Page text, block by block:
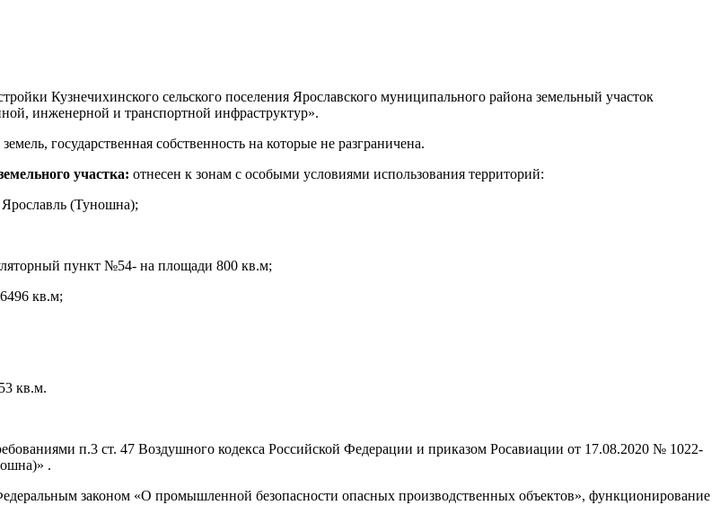
Кузнечихинского сельского поселения Ярославского муниципального района земельный участок
инженерной и транспортной инфраструктур».
государственная собственность на которые не разграничена.
участка: отнесен к зонам с особыми условиями использования территорий:
(Туношна);
пункт №54- на площади 800 кв.м;
кв.м;
кв.м.
п.3 ст. 47 Воздушного кодекса Российской Федерации и приказом Росавиации от 17.08.2020 № 1022-
.
законом «О промышленной безопасности опасных производственных объектов», функционирование